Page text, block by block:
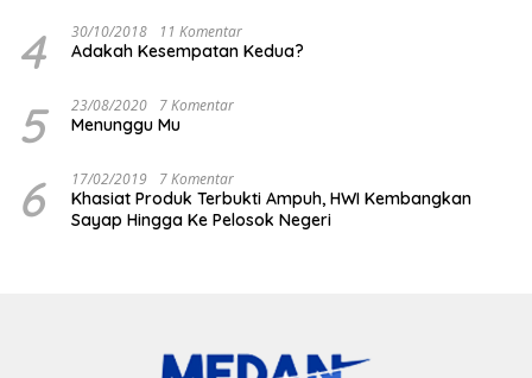
4 30/10/2018 11 Komentar
Adakah Kesempatan Kedua?
5 23/08/2020 7 Komentar
Menunggu Mu
6 17/02/2019 7 Komentar
Khasiat Produk Terbukti Ampuh, HWI Kembangkan
Sayap Hingga Ke Pelosok Negeri